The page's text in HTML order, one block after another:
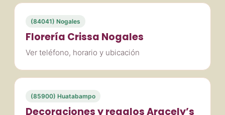
(84041) Nogales
Florería Crissa Nogales
Ver teléfono, horario y ubicación
(85900) Huatabampo
Decoraciones y regalos Aracely’s